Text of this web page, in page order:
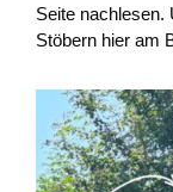
Seite nachlesen.
Stöbern hier am